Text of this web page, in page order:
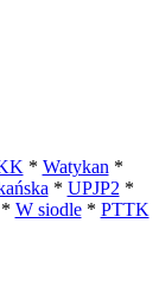
* Watykan *
* UPJP2 *
W siodle* PTTK